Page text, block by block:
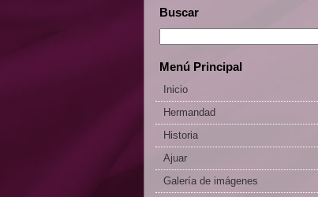
Buscar
Menú Principal
Inicio
Hermandad
Historia
Ajuar
Galería de imágenes